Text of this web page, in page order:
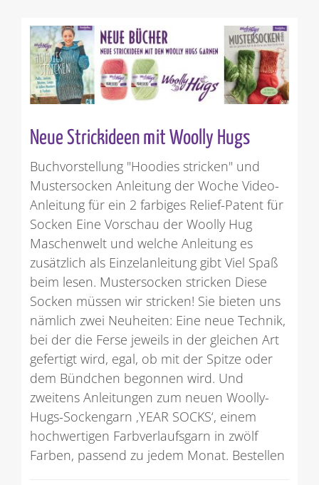
Neue Strickideen mit Woolly Hugs
Buchvorstellung "Hoodies stricken" und
Mustersocken Anleitung der Woche Video-
Anleitung für ein 2 farbiges Relief-Patent für
Socken Eine Vorschau der Woolly Hug
Maschenwelt und welche Anleitung es
zusätzlich als Einzelanleitung gibt Viel Spaß
beim lesen. Mustersocken stricken Diese
Socken müssen wir stricken! Sie bieten uns
nämlich zwei Neuheiten: Eine neue Technik,
bei der die Ferse jeweils in der gleichen Art
gefertigt wird, egal, ob mit der Spitze oder
dem Bündchen begonnen wird. Und
zweitens Anleitungen zum neuen Woolly-
Hugs-Sockengarn ‚YEAR SOCKS‘, einem
hochwertigen Farbverlaufsgarn in zwölf
Farben, passend zu jedem Monat. Bestellen